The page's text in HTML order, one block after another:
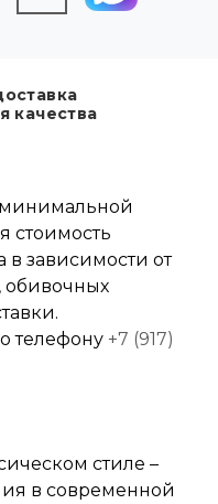
качества
минимальной
стоимость
в зависимости от
обивочных
телефону +7 (917)
стиле –
в современной